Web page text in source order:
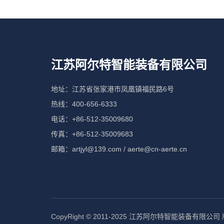
江苏阿尔特智能装备有限公司
地址：江苏省张家港市凤凰镇福民路6号
热线：400-656-6333
电话：+86-512-35009680
传真：+86-512-35009683
邮箱：artjyl@139.com / aerte@cn-aerte.cn
CopyRight © 2011-2025 江苏阿尔特智能装备有限公司